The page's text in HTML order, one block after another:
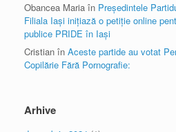
Obancea Maria în Președintele
Filiala Iași inițiază o petiție online
publice PRIDE în Iași
Cristian în Aceste partide au votat
Copilărie Fără Pornografie:
Arhive